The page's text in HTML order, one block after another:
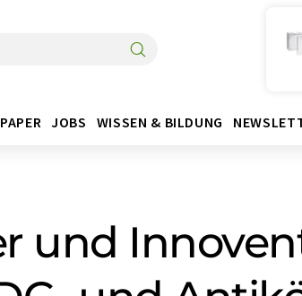
JOBS WISSEN & BILDUNG
und